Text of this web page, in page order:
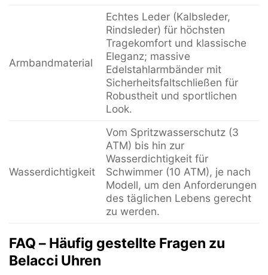
Armbandmaterial
Echtes Leder (Kalbsleder,
Rindsleder) für höchsten
Tragekomfort und klassische
Eleganz; massive
Edelstahlarmbänder mit
Sicherheitsfaltschließen für
Robustheit und sportlichen
Look.
Wasserdichtigkeit
Vom Spritzwasserschutz (3
ATM) bis hin zur
Wasserdichtigkeit für
Schwimmer (10 ATM), je nach
Modell, um den Anforderungen
des täglichen Lebens gerecht
zu werden.
FAQ – Häufig gestellte Fragen zu
Belacci Uhren